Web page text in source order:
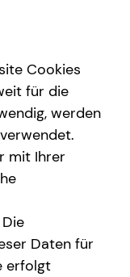
Cookies
für die
werden
mit Ihrer
Daten für
erfolgt